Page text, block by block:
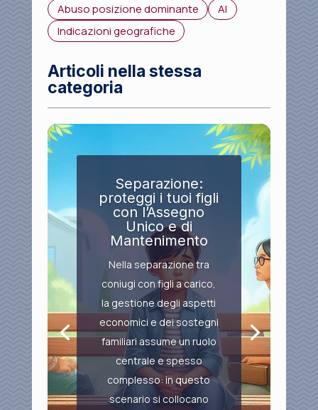
Abuso posizione dominante
AI
Indicazioni geografiche
Articoli nella stessa
categoria
Separazione:
proteggi i tuoi figli
con l’Assegno
Unico e di
Mantenimento
Nella separazione tra
coniugi con figli a carico,
la gestione degli aspetti
economici e dei sostegni
familiari assume un ruolo
centrale e spesso
complesso: in questo
scenario si collocano